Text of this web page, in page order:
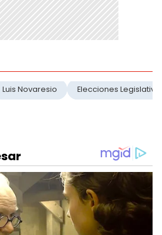
Luis Novaresio Elecciones